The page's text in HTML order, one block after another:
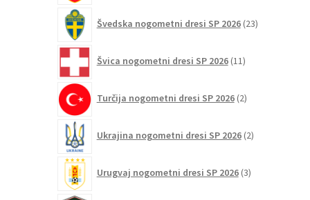
Švedska nogometni dresi SP 2026 23izdelkov
Švica nogometni dresi SP 2026 11izdelkov
Turčija nogometni dresi SP 2026 2izdelka
Ukrajina nogometni dresi SP 2026 2izdelka
Urugvaj nogometni dresi SP 2026 3izdelki